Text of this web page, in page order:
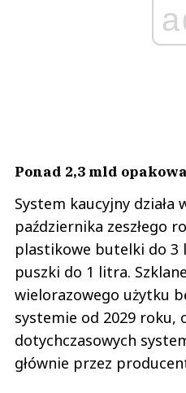
Ponad 2,3 mld
System kaucyjny
października zeszłego
plastikowe butelki do
puszki do 1 litra.
wielorazowego użytku
systemie od 2029 roku,
dotychczasowych
głównie przez